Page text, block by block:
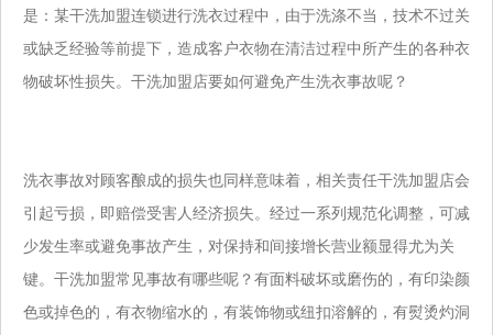
是：某干洗加盟连锁进行洗衣过程中，由于洗涤不当，技术不过关
或缺乏经验等前提下，造成客户衣物在清洁过程中所产生的各种衣
物破坏性损失。干洗加盟店要如何避免产生洗衣事故呢？
洗衣事故对顾客酿成的损失也同样意味着，相关责任干洗加盟店会
引起亏损，即赔偿受害人经济损失。经过一系列规范化调整，可减
少发生率或避免事故产生，对保持和间接增长营业额显得尤为关
键。干洗加盟常见事故有哪些呢？有面料破坏或磨伤的，有印染颜
色或掉色的，有衣物缩水的， 有装饰物或纽扣溶解的，有熨烫灼洞